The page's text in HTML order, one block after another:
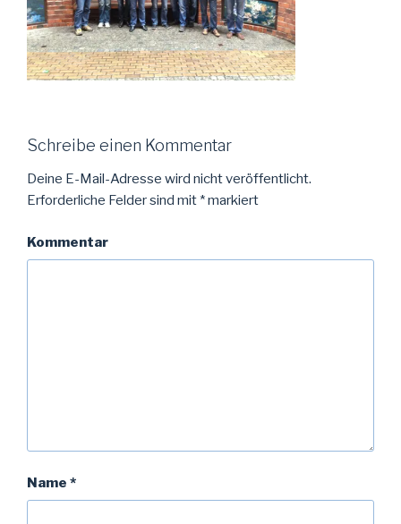
Schreibe einen Kommentar
Deine E-Mail-Adresse wird nicht veröffentlicht.
Erforderliche Felder sind mit *markiert
Kommentar
Name *